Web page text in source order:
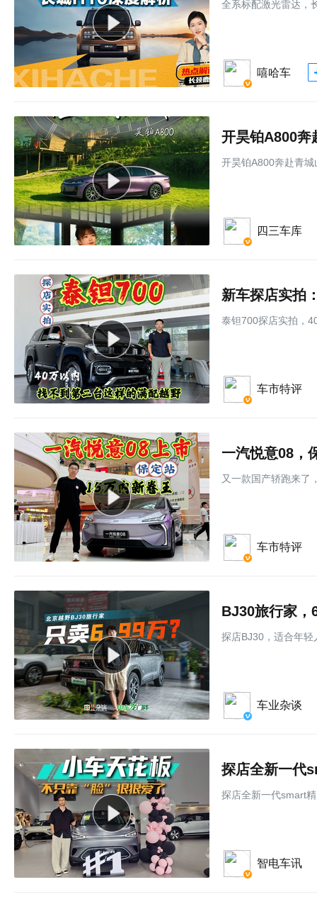
全系标配激光雷达，
嘻哈车
开昊铂A800奔
开昊铂A800奔赴青
四三车库
新车探店实拍
泰钽700探店实拍，
车市特评
一汽悦意08，
又一款国产轿跑来了
车市特评
BJ30旅行家，
探店BJ30，适合年轻
车业杂谈
探店全新一代smart
智电车讯